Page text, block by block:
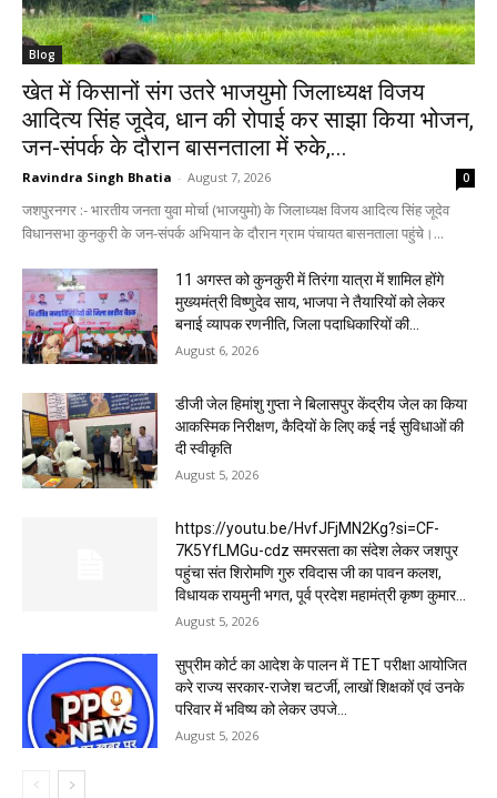
Blog
खेत में किसानों संग उतरे भाजयुमो जिलाध्यक्ष विजय
आदित्य सिंह जूदेव, धान की रोपाई कर साझा किया भोजन,
जन-संपर्क के दौरान बासनताला में रुके,...
Ravindra Singh Bhatia - August 7, 2026 0
जशपुरनगर :- भारतीय जनता युवा मोर्चा (भाजयुमो) के जिलाध्यक्ष विजय आदित्य सिंह जूदेव
विधानसभा कुनकुरी के जन-संपर्क अभियान के दौरान ग्राम पंचायत बासनताला पहुंचे।...
11 अगस्त को कुनकुरी में तिरंगा यात्रा में शामिल होंगे
मुख्यमंत्री विष्णुदेव साय, भाजपा ने तैयारियों को लेकर
बनाई व्यापक रणनीति, जिला पदाधिकारियों की...
August 6, 2026
डीजी जेल हिमांशु गुप्ता ने बिलासपुर केंद्रीय जेल का किया
आकस्मिक निरीक्षण, कैदियों के लिए कई नई सुविधाओं की
दी स्वीकृति
August 5, 2026
https://youtu.be/HvfJFjMN2Kg?si=CF-
7K5YfLMGu-cdz समरसता का संदेश लेकर जशपुर
पहुंचा संत शिरोमणि गुरु रविदास जी का पावन कलश,
विधायक रायमुनी भगत, पूर्व प्रदेश महामंत्री कृष्ण कुमार...
August 5, 2026
सुप्रीम कोर्ट का आदेश के पालन में TET परीक्षा आयोजित
करे राज्य सरकार-राजेश चटर्जी, लाखों शिक्षकों एवं उनके
परिवार में भविष्य को लेकर उपजे...
August 5, 2026